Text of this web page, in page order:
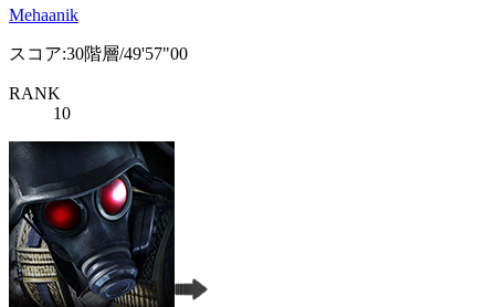
Mehaanik
スコア:30階層/49'57"00
RANK
10